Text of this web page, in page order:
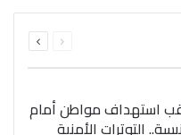
الصفحةالصفحة
استهداف مواطن أمام
التوترات الأمنية